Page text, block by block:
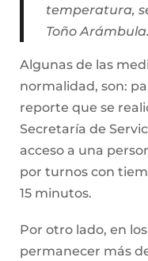
temperatura,
Toño Arámbula.
Algunas de las
normalidad, son:
reporte que se
Secretaría de
acceso a una
por turnos con
15 minutos.
Por otro lado, en
permanecer más